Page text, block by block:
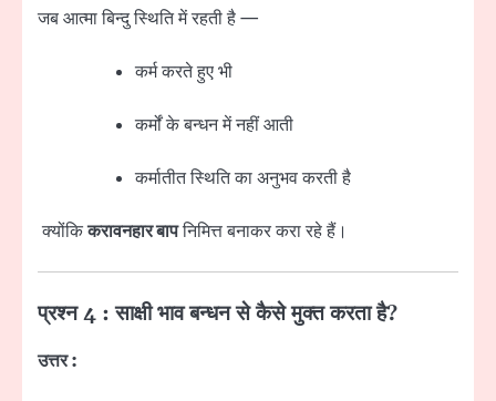
जब आत्मा बिन्दु स्थिति में रहती है —
कर्म करते हुए भी
कर्मों के बन्धन में नहीं आती
कर्मातीत स्थिति का अनुभव करती है
क्योंकिकरावनहार बापनिमित्त बनाकर करा रहे हैं।
प्रश्न 4 : साक्षी भाव बन्धन से कैसे मुक्त करता है?
उत्तर :